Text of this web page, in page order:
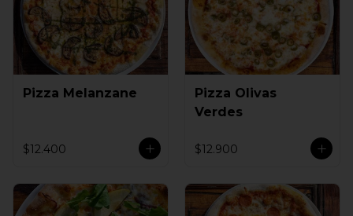
Pizza Melanzane
$12.400
Pizza Olivas
Verdes
$12.900